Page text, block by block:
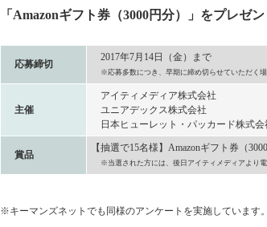
「Amazonギフト券（3000円分）」をプレゼ
応募締切
2017年7月14日（金）まで
※応募多数につき、早期に締め切らせていただく場
主催
アイティメディア株式会社
ユニアデックス株式会社
日本ヒューレット・パッカード株式会
賞品
【抽選で15名様】Amazonギフト券（3000
※当選された方には、後日アイティメディアより
※キーマンズネットでも同様のアンケートを実施しています